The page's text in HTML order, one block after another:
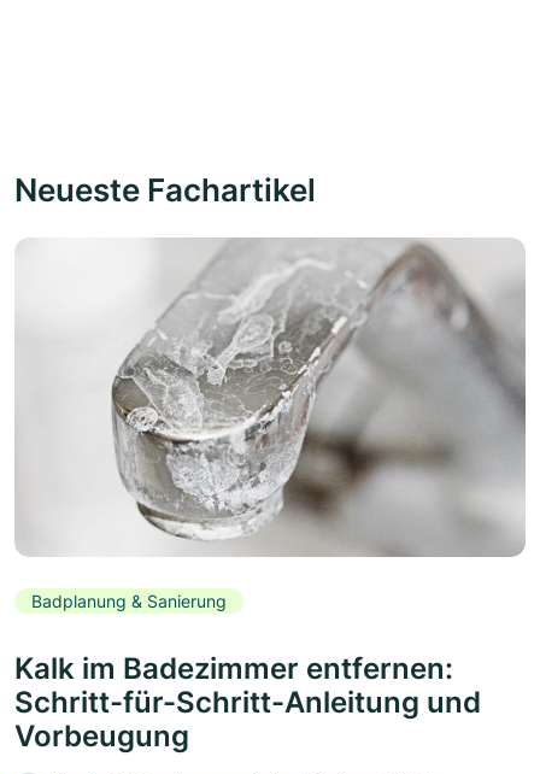
Neueste Fachartikel
Badplanung & Sanierung
Kalk im Badezimmer entfernen:
Schritt-für-Schritt-Anleitung und
Vorbeugung